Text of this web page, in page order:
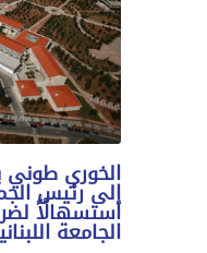
الخوري
إلى رئيس
استسهالًاً
الجامعة